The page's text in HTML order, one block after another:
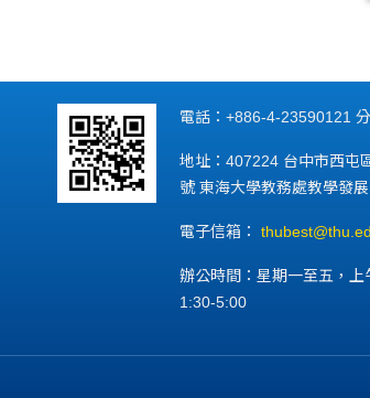
電話：+886-4-23590121
地址：407224 台中市西屯
號 東海大學教務處教學發
電子信箱：
辦公時間：星期一至五，
1:30-5:00